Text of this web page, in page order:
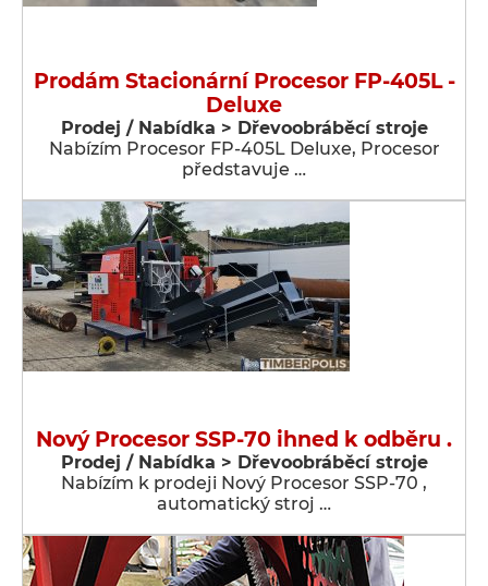
Prodám Stacionární Procesor FP-405L -
Deluxe
Prodej / Nabídka > Dřevoobráběcí stroje
Nabízím Procesor FP-405L Deluxe, Procesor
představuje …
Nový Procesor SSP-70 ihned k odběru .
Prodej / Nabídka > Dřevoobráběcí stroje
Nabízím k prodeji Nový Procesor SSP-70 ,
automatický stroj …